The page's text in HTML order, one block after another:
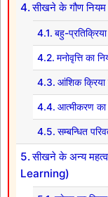
सीखने के गौण
बहु-
मनोवृत्ति का
आंशिक
आत्मीकरण
सम्बन्धित
सीखने के अन्य
Learning)